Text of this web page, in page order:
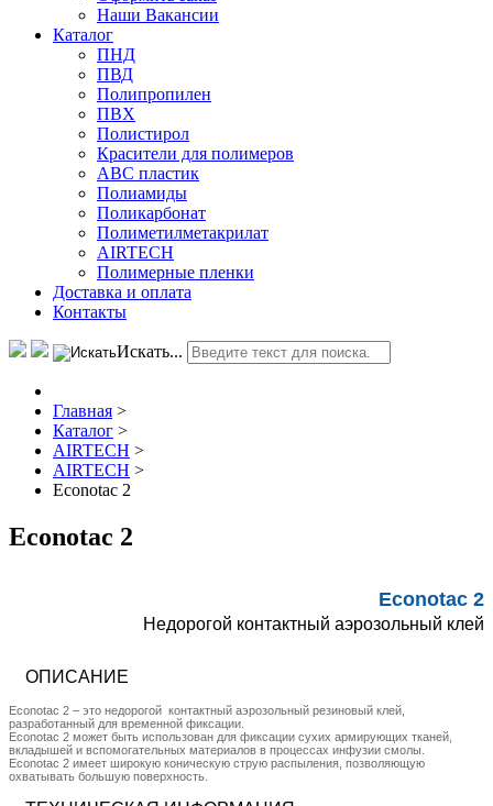
Наши Вакансии
Каталог
ПНД
ПВД
Полипропилен
ПВХ
Полистирол
Красители для полимеров
АВС пластик
Полиамиды
Поликарбонат
Полиметилметакрилат
AIRTECH
Полимерные пленки
Доставка и оплата
Контакты
Искать...
Главная >
Каталог >
AIRTECH >
AIRTECH >
Econotac 2
Econotac 2
Econotac 2
Недорогой контактный аэрозольный клей
ОПИСАНИЕ
Econotac 2 – это недорогой контактный аэрозольный резиновый клей,
разработанный для временной фиксации.
Econotac 2 может быть использован для фиксации сухих армирующих тканей,
вкладышей и вспомогательных материалов в процессах инфузии смолы.
Econotac 2 имеет широкую коническую струю распыления, позволяющую
охватывать большую поверхность.